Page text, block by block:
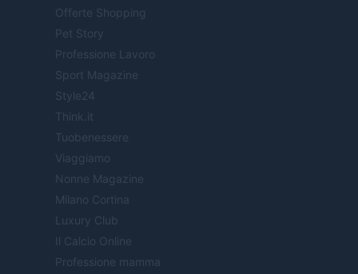
Offerte Shopping
Pet Story
Professione Lavoro
Sport Magazine
Style24
Think.it
Tuobenessere
Viaggiamo
Nonne Magazine
Milano Cortina
Luxury Club
Il Calcio Online
Professione mamma